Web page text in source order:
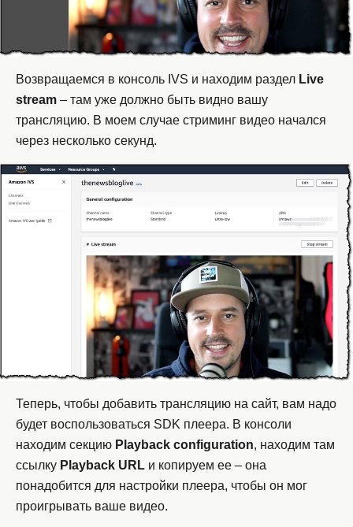
Возвращаемся в консоль IVS и находим раздел Live
stream – там уже должно быть видно вашу
трансляцию. В моем случае стриминг видео начался
через несколько секунд.
Теперь, чтобы добавить трансляцию на сайт, вам надо
будет воспользоваться SDK плеера. В консоли
находим секцию Playback configuration, находим там
ссылку Playback URL и копируем ее – она
понадобится для настройки плеера, чтобы он мог
проигрывать ваше видео.